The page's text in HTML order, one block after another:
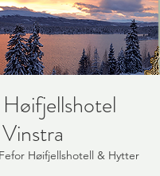
Vinstra
Fefor Høifjellshotell & Hytter